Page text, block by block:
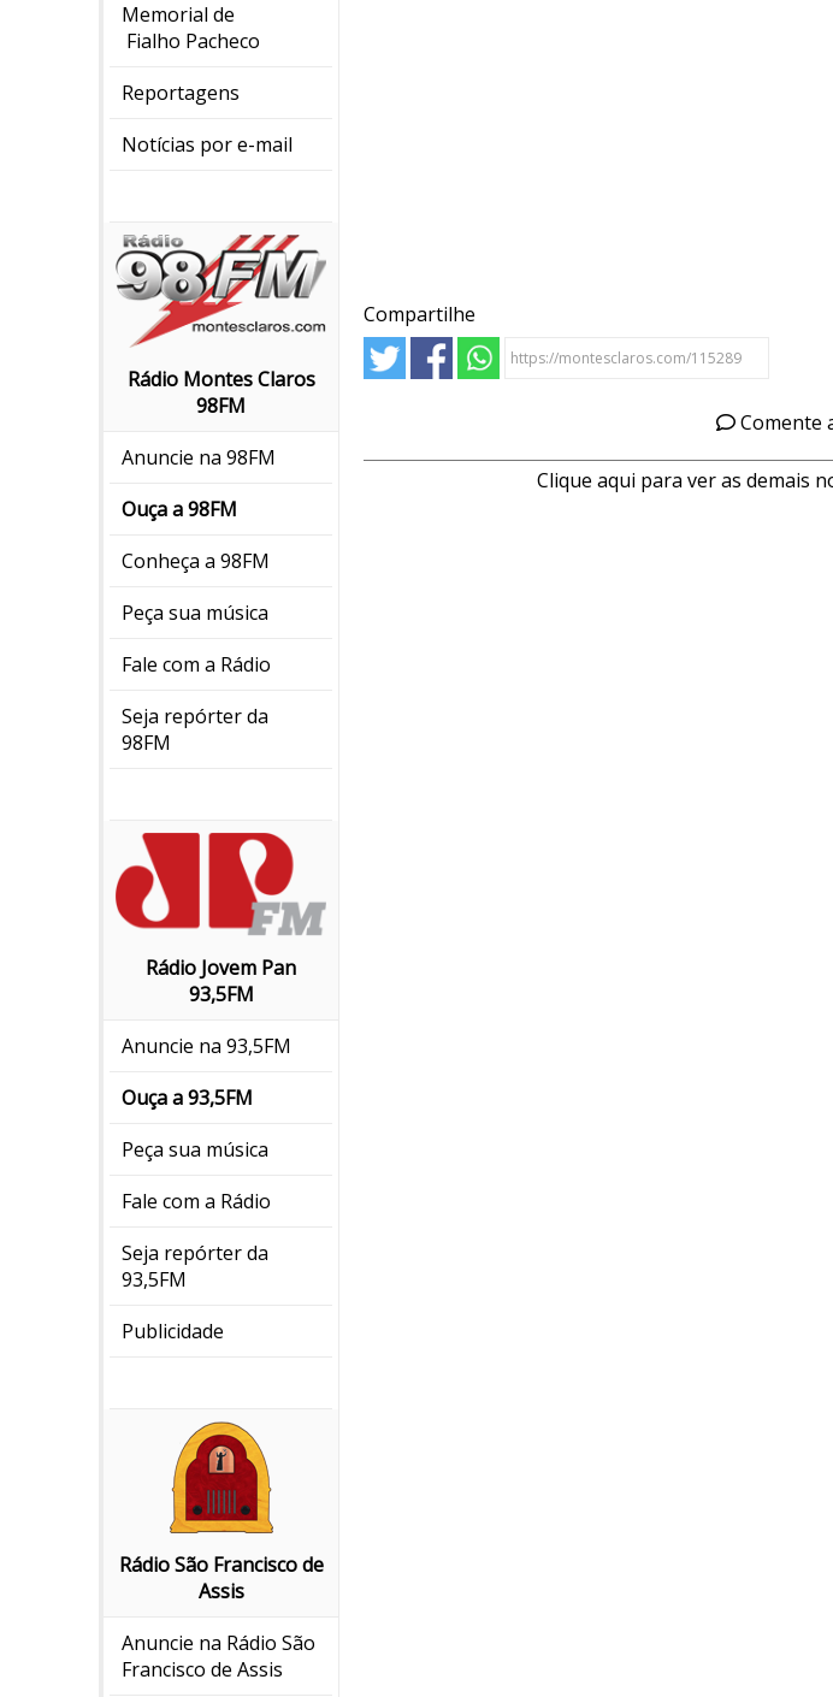
Memorial de
Fialho Pacheco
Reportagens
Notícias por e-mail
Rádio Montes Claros
98FM
Anuncie na 98FM
Ouça a 98FM
Conheça a 98FM
Peça sua música
Fale com a Rádio
Seja repórter da
98FM
Rádio Jovem Pan
93,5FM
Anuncie na 93,5FM
Ouça a 93,5FM
Peça sua música
Fale com a Rádio
Seja repórter da
93,5FM
Publicidade
Rádio São Francisco de
Assis
Anuncie na Rádio São
Francisco de Assis
Compartilhe
Comente
Clique aqui para ver as demais